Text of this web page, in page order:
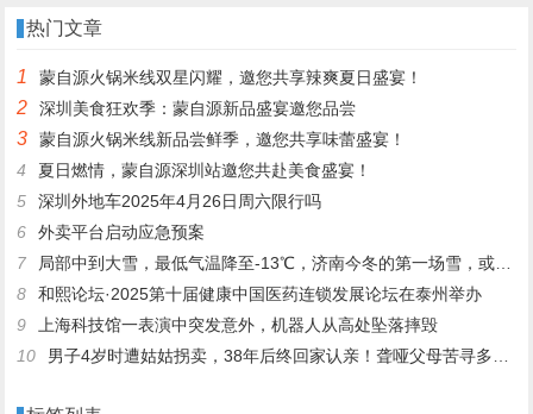
热门文章
1 蒙自源火锅米线双星闪耀，邀您共享辣爽夏日盛宴！
2 深圳美食狂欢季：蒙自源新品盛宴邀您品尝
3
蒙自源火锅米线新品尝鲜季，邀您共享味蕾盛宴！
4
夏日燃情，蒙自源深圳站邀您共赴美食盛宴！
5
深圳外地车2025年4月26日周六限行吗
6
外卖平台启动应急预案
7
局部中到大雪，最低气温降至-13℃，济南今冬的第一场雪，或跟去年同一时间！
8
和熙论坛·2025第十届健康中国医药连锁发展论坛在泰州举办
9
上海科技馆一表演中突发意外，机器人从高处坠落摔毁
10
男子4岁时遭姑姑拐卖，38年后终回家认亲！聋哑父母苦寻多年，母亲已抱憾离世丨红星寻人